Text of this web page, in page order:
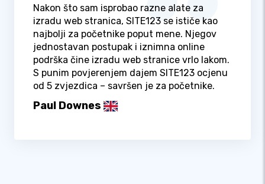
Nakon što sam isprobao razne alate za
izradu web stranica, SITE123 se ističe kao
najbolji za početnike poput mene. Njegov
jednostavan postupak i iznimna online
podrška čine izradu web stranice vrlo lakom.
S punim povjerenjem dajem SITE123 ocjenu
od 5 zvjezdica – savršen je za početnike.
Paul Downes